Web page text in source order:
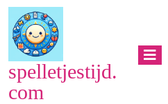
Naar
inhoud
gaan
spelletjestijd.
com